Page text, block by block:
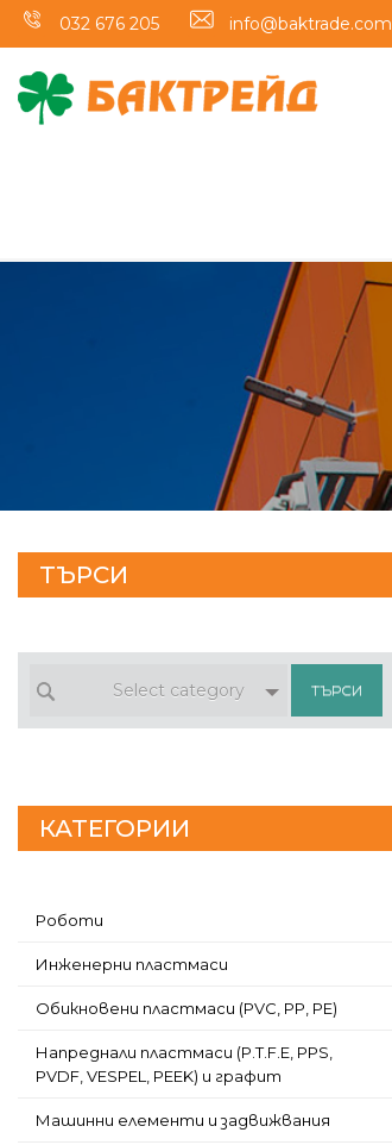
032 676 205 info@baktrade.com
ТЪРСИ
Select category
КАТЕГОРИИ
Роботи
Инженерни пластмаси
Обикновени пластмаси (PVC, PP, PE)
Напреднали пластмаси (P.T.F.E, PPS,
PVDF, VESPEL, PEEK) и графит
Машинни елементи и задвижвания